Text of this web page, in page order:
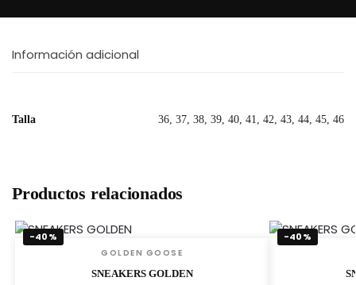
Información adicional
Talla 36, 37, 38, 39, 40, 41, 42, 43, 44, 45, 46
Productos relacionados
-40%
GOLDEN GOOSE
SNEAKERS GOLDEN
-40%